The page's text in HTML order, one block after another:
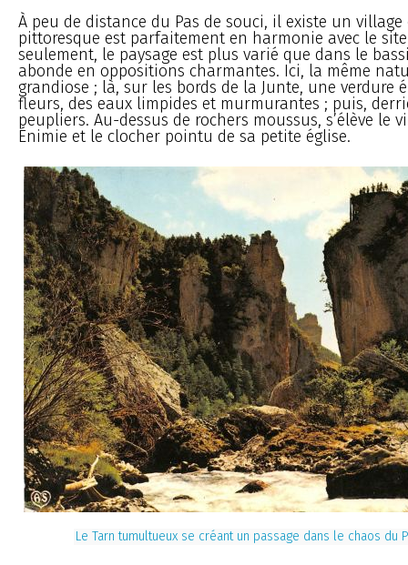
À peu de distance du Pas de souci, il existe un
pittoresque est parfaitement en harmonie avec le
seulement, le paysage est plus varié que dans le
abonde en oppositions charmantes. Ici, la même
grandiose ; là, sur les bords de la Junte, une verdure
fleurs, des eaux limpides et murmurantes ; puis,
peupliers. Au-dessus de rochers moussus, s’élève le
Énimie et le clocher pointu de sa petite église.
Le Tarn tumultueux se créant un passage dans le chaos du